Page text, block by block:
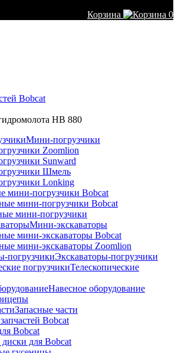
Корзина
0
Bobcat
HB 880
Мини-погрузчики
Zoomlion
Sunward
Шмель
Lonking
мини-погрузчики Bobcat
мини-погрузчики Bobcat
мини-погрузчики
Мини-экскаваторы
мини-экскаваторы Bobcat
мини-экскаваторы Zoomlion
Экскаваторы-погрузчики
Телескопические
Навесное оборудование
Запасные части
Bobcat
Bobcat
для Bobcat